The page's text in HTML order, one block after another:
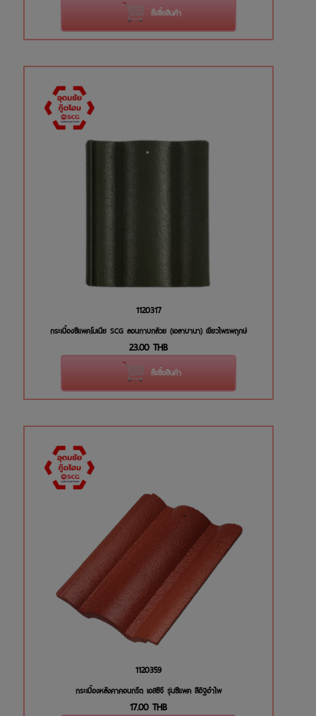
สั่งซื้อสินค้า
1120317
กระเบื้องซีแพคโมเนีย SCG ลอนกาบกล้วย (เอลาบานา) เขียวไพรพฤกษ์
23.00 THB
สั่งซื้อสินค้า
1120359
กระเบื้องหลังคาคอนกรีต เอสซีจี รุ่นซีแพค สีอิฐอำไพ
17.00 THB